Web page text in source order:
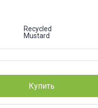
Recycled
Mustard
Купить